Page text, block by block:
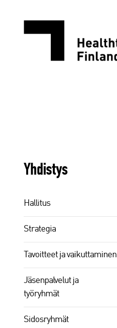
Yhdistys
Hallitus
Strategia
Tavoitteet ja vaikuttaminen
Jäsenpalvelut ja
työryhmät
Sidosryhmät